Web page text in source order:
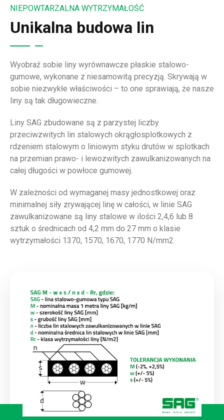
NIEPOWTARZALNA WYTRZYMAŁOŚĆ
Unikalna budowa lin
Wyobraź sobie liny wyrównawcze płaskie stalowo-
gumowe, wykonane z niesamowitą precyzją. Skrywają w
sobie niezwykłe właściwości – to one sprawiają, że nasze
liny są tak długowieczne.
Liny SAG zbudowane są z parzystej liczby
przeciwzwitych lin stalowych okrągłosplotkowych z
rdzeniem stalowym o liniowym styku drutów w splotkach
na przemian prawo- i lewozwitych zawulkanizowanych na
całej długości w powłoce gumowej.
W zależności od wymaganej masy jednostkowej oraz
minimalnej siły zrywającej linę w całości, w linie SAG
zawulkanizowane są liny stalowe w ilości 2,4,6 lub 8
sztuk o średnicach od 4,2 mm do 27 mm o klasie
wytrzymałości 1370, 1570, 1670, 1770 N/mm2.